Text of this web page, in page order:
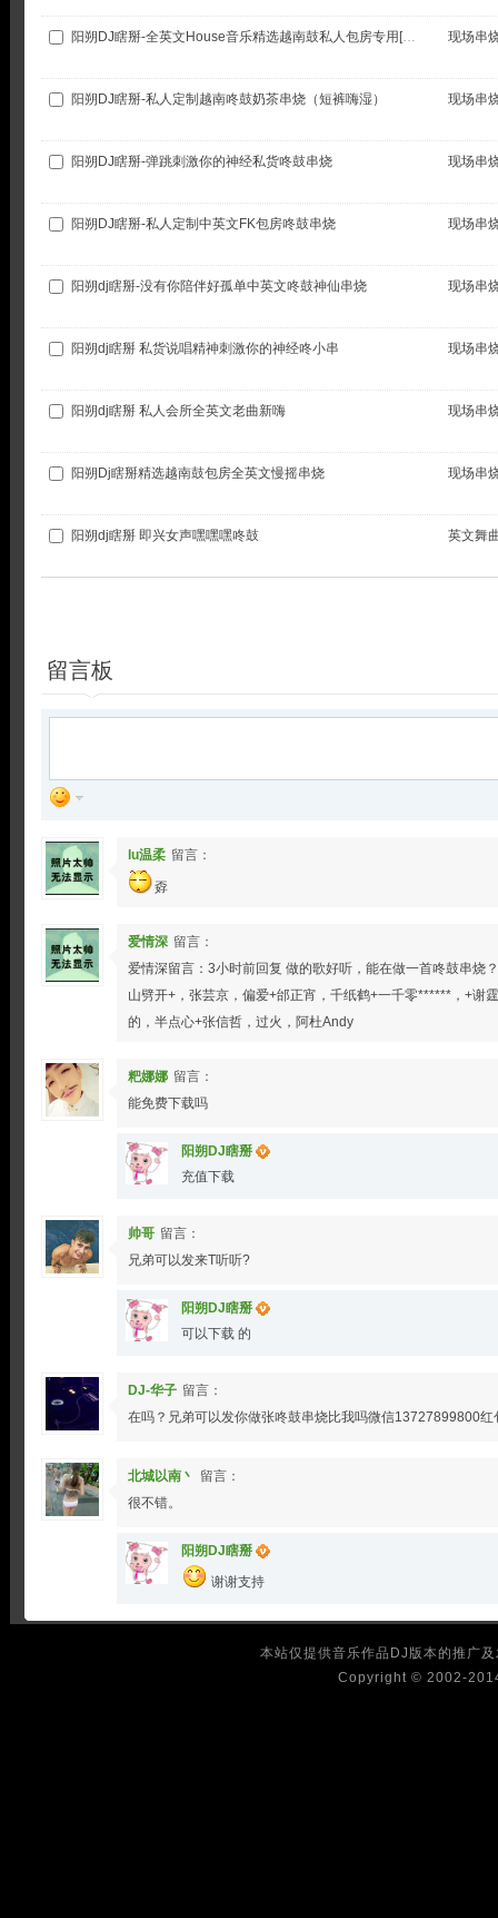
阳朔DJ瞎掰-全英文House音乐精选越南鼓私人包房专用[www.djt8.com].m4a 现场串
阳朔DJ瞎掰-私人定制越南咚鼓奶茶串烧（短裤嗨湿） 现场串
阳朔DJ瞎掰-弹跳刺激你的神经私货咚鼓串烧 现场串
阳朔DJ瞎掰-私人定制中英文FK包房咚鼓串烧 现场串
阳朔dj瞎掰-没有你陪伴好孤单中英文咚鼓神仙串烧 现场串
阳朔dj瞎掰 私货说唱精神刺激你的神经咚小串 现场串
阳朔dj瞎掰 私人会所全英文老曲新嗨 现场串
阳朔Dj瞎掰精选越南鼓包房全英文慢摇串烧 现场串
阳朔dj瞎掰 即兴女声嘿嘿嘿咚鼓 英文舞
留言板
lu温柔 留言：
孬
爱情深 留言：
爱情深留言：3小时前回复 做的歌好听，能在做一首咚鼓串烧
山劈开+，张芸京，偏爱+邰正宵，千纸鹤+一千零******，+谢
的，半点心+张信哲，过火，阿杜Andy
粑娜娜 留言：
能免费下载吗
阳朔DJ瞎掰
充值下载
帅哥 留言：
兄弟可以发来T听听?
阳朔DJ瞎掰
可以下载 的
DJ-华子 留言：
在吗？兄弟可以发你做张咚鼓串烧比我吗微信13727899800红
北城以南丶
留言：
很不错。
阳朔DJ瞎掰
谢谢支持
本站仅提供音乐作品DJ版本的推广
Copyright © 2002-